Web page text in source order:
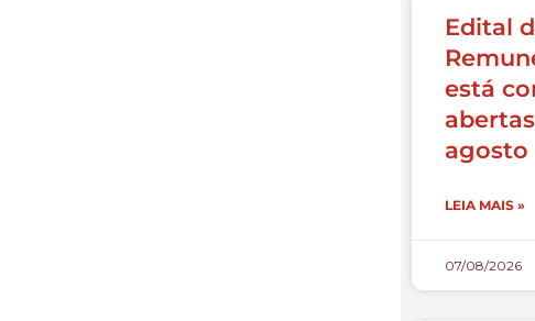
Edital
está
agosto
LEIA MAIS »
07/08/2026